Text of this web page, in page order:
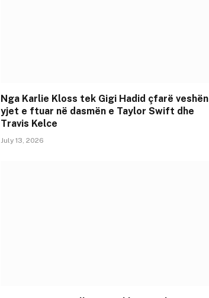
Nga Karlie Kloss tek Gigi Hadid çfarë veshën
yjet e ftuar në dasmën e Taylor Swift dhe
Travis Kelce
July 13, 2026